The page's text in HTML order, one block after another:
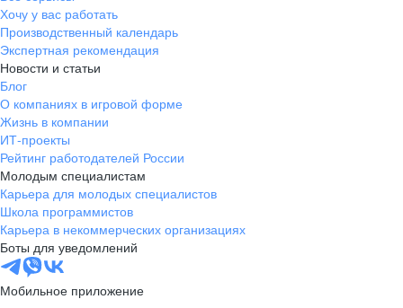
Хочу у вас работать
Производственный календарь
Экспертная рекомендация
Новости и статьи
Блог
О компаниях в игровой форме
Жизнь в компании
ИТ-проекты
Рейтинг работодателей России
Молодым специалистам
Карьера для молодых специалистов
Школа программистов
Карьера в некоммерческих организациях
Боты для уведомлений
Мобильное приложение